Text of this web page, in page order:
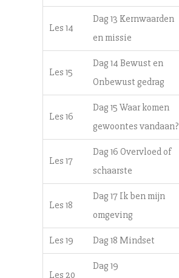
Les 14
Dag 13 Kernwaarden
en missie
Les 15
Dag 14 Bewust en
Onbewust gedrag
Les 16
Dag 15 Waar komen
gewoontes vandaan?
Les 17
Dag 16 Overvloed of
schaarste
Les 18
Dag 17 Ik ben mijn
omgeving
Les 19 Dag 18 Mindset
Les 20
Dag 19